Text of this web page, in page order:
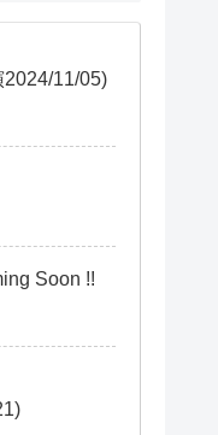
11/05)
Soon !!